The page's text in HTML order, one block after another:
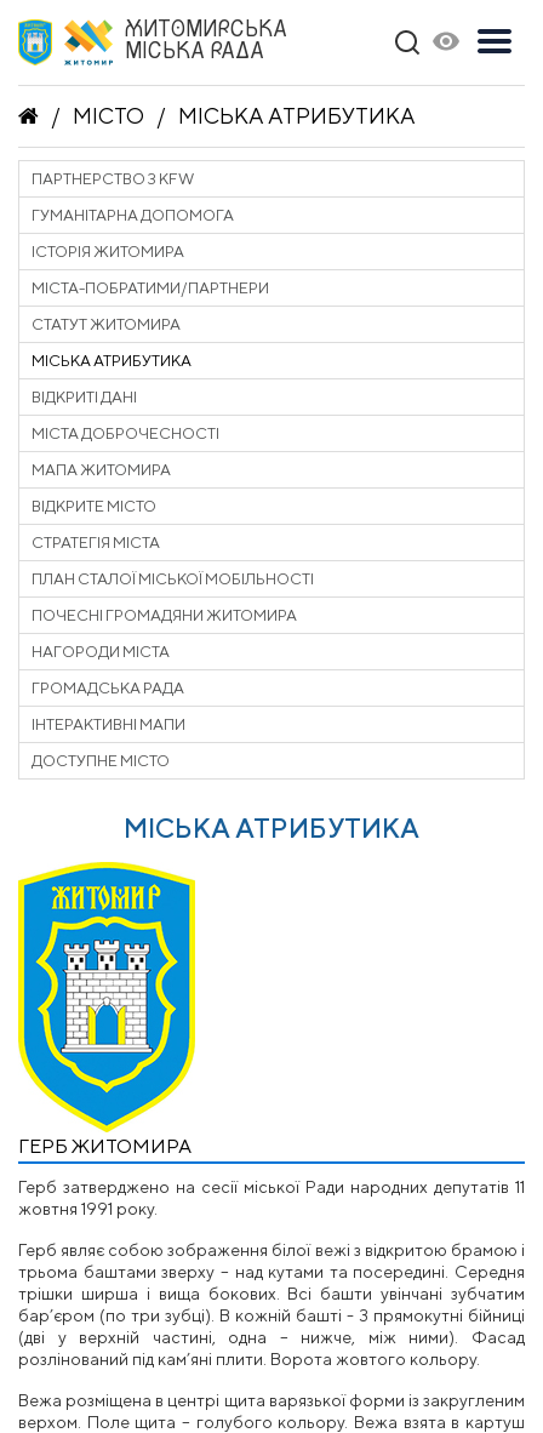
ЖИТОМИРСЬКА
МІСЬКА РАДА
МІСТО МІСЬКА АТРИБУТИКА
МІСЬКА АТРИБУТИКА
ГЕРБ ЖИТОМИРА
Герб затверджено на сесії міської Ради народних депутатів 11
жовтня 1991 року.
Герб являє собою зображення білої вежі з відкритою брамою і
трьома баштами зверху – над кутами та посередині. Середня
трішки ширша і вища бокових. Всі башти увінчані зубчатим
бар’єром (по три зубці). В кожній башті - 3 прямокутні бійниці
(дві у верхній частині, одна – нижче, між ними). Фасад
розлінований під кам’яні плити. Ворота жовтого кольору.
Вежа розміщена в центрі щита варязької форми із закругленим
верхом. Поле щита – голубого кольору. Вежа взята в картуш
ПАРТНЕРСТВО З KFW
ГУМАНІТАРНА ДОПОМОГА
ІСТОРІЯ ЖИТОМИРА
МІСТА-ПОБРАТИМИ/ПАРТНЕРИ
СТАТУТ ЖИТОМИРА
МІСЬКА АТРИБУТИКА
ВІДКРИТІ ДАНІ
МІСТА ДОБРОЧЕСНОСТІ
МАПА ЖИТОМИРА
ВІДКРИТЕ МІСТО
СТРАТЕГІЯ МІСТА
ПЛАН СТАЛОЇ МІСЬКОЇ МОБІЛЬНОСТІ
ПОЧЕСНІ ГРОМАДЯНИ ЖИТОМИРА
НАГОРОДИ МІСТА
ГРОМАДСЬКА РАДА
ІНТЕРАКТИВНІ МАПИ
ДОСТУПНЕ МІСТО